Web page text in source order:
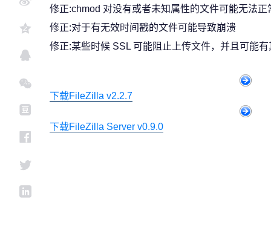
修正:chmod 对没有或者未知属性的文件可能无法正
修正:对于有无效时间戳的文件可能导致崩溃
修正:某些时候 SSL 可能阻止上传文件，并且可能
下载FileZilla v2.2.7
下载FileZilla Server v0.9.0